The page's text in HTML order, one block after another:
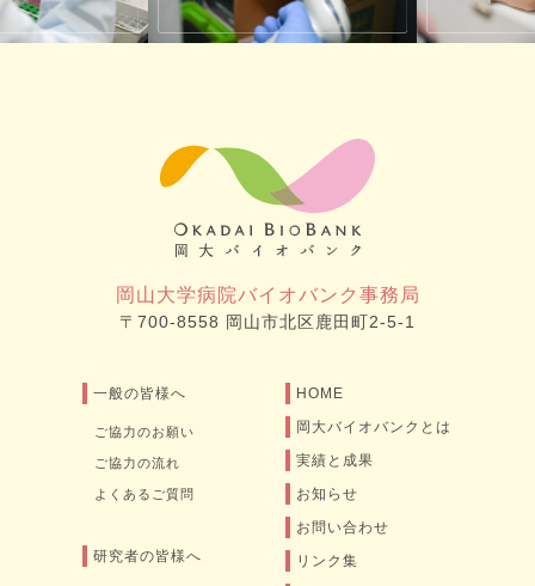
岡山大学病院バイオバンク事務局
〒700-8558 岡山市北区鹿田町2-5-1
一般の皆様へ
ご協力のお願い
ご協力の流れ
よくあるご質問
研究者の皆様へ
HOME
岡大バイオバンクとは
実績と成果
お知らせ
お問い合わせ
リンク集